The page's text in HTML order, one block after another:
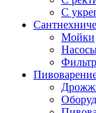
С
Мойки